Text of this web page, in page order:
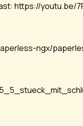
https://youtu.be/
ngx/